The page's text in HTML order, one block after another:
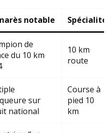
notable Spécialité
de
du 10 km
10 km
route
sur
national
Course à
pied 10
km